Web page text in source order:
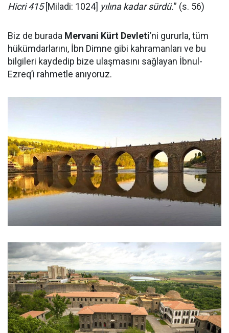
Hicri 415[Miladi: 1024] yılına kadar sürdü.” (s. 56)
Biz de burada Mervani Kürt Devleti’ni gururla, tüm
hükümdarlarını, İbn Dimne gibi kahramanları ve bu
bilgileri kaydedip bize ulaşmasını sağlayan İbnul-
Ezreq’i rahmetle anıyoruz.